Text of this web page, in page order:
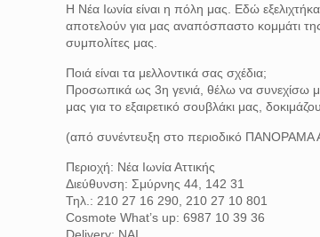
Η Νέα Ιωνία είναι η πόλη μας. Εδώ
αποτελούν για μας αναπόσπαστο κομμάτι
συμπολίτες μας.
Ποιά είναι τα μελλοντικά σας σχέδια;
Προσωπικά ως 3η γενιά, θέλω να συνεχίσω
μας για το εξαιρετικό σουβλάκι μας,
(από συνέντευξη στο περιοδικό ΠΑΝΟΡΑΜΑ
Περιοχή: Νέα Ιωνία Αττικής
Διεύθυνση: Σμύρνης 44, 142 31
Τηλ.: 210 27 16 290, 210 27 10 801
Cosmote What’s up: 6987 10 39 36